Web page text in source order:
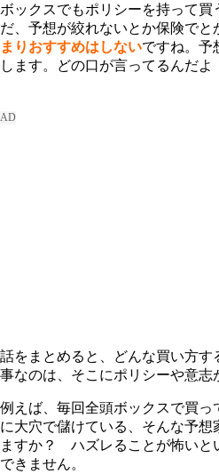
ボックスでもポリシーを持って買
だ、予想が絞れないとか保険でと
まりおすすめはしないですね。予
します。どの口が言ってるんだよ
話をまとめると、どんな買い方
事なのは、そこにポリシーや意志
例えば、毎回全頭ボックスで買っ
に大穴で儲けている、そんな予
ますか？ ハズレることが怖いと
できません。